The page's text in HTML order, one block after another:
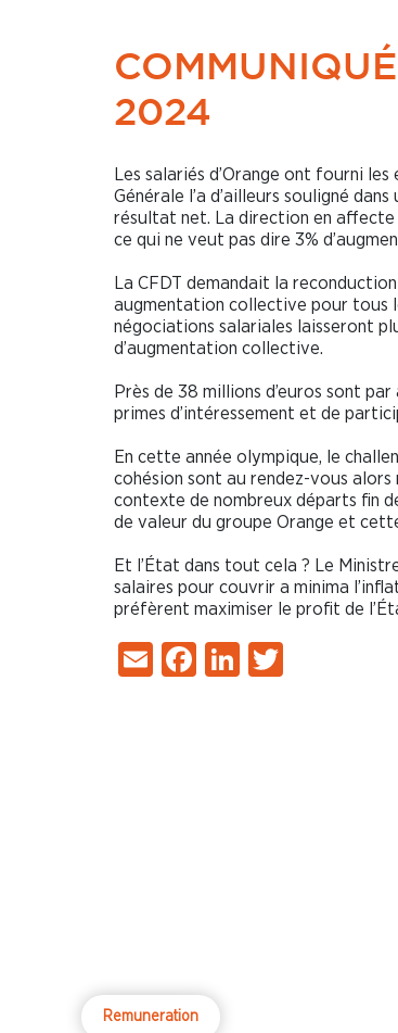
2024
Les salariés d’Orange ont fourni
Générale l’a d’ailleurs souligné
résultat net. La direction en affecte
ce qui ne veut pas dire 3%
La CFDT demandait la
augmentation collective pour tous
négociations salariales laisseront
d’augmentation collective.
Près de 38 millions d’euros sont
primes d’intéressement et de
En cette année olympique, le
cohésion sont au rendez-vous alors
contexte de nombreux départs fin
de valeur du groupe Orange et
Et l’État dans tout cela ? Le
salaires pour couvrir a minima
préfèrent maximiser le profit de
EmailFacebook
LinkedIn
Remuneration